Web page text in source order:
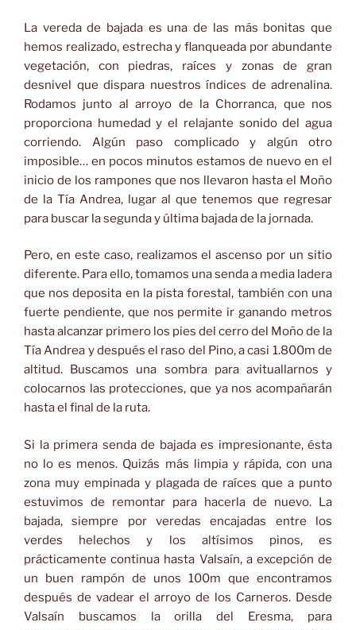
La vereda de bajada es una de las más bonitas que
hemos realizado, estrecha y flanqueada por abundante
vegetación, con piedras, raíces y zonas de gran
desnivel que dispara nuestros índices de adrenalina.
Rodamos junto al arroyo de la Chorranca, que nos
proporciona humedad y el relajante sonido del agua
corriendo. Algún paso complicado y algún otro
imposible… en pocos minutos estamos de nuevo en el
inicio de los rampones que nos llevaron hasta el Moño
de la Tía Andrea, lugar al que tenemos que regresar
para buscar la segunda y última bajada de la jornada.
Pero, en este caso, realizamos el ascenso por un sitio
diferente. Para ello, tomamos una senda a media ladera
que nos deposita en la pista forestal, también con una
fuerte pendiente, que nos permite ir ganando metros
hasta alcanzar primero los pies del cerro del Moño de la
Tía Andrea y después el raso del Pino, a casi 1.800m de
altitud. Buscamos una sombra para avituallarnos y
colocarnos las protecciones, que ya nos acompañarán
hasta el final de la ruta.
Si la primera senda de bajada es impresionante, ésta
no lo es menos. Quizás más limpia y rápida, con una
zona muy empinada y plagada de raíces que a punto
estuvimos de remontar para hacerla de nuevo. La
bajada, siempre por veredas encajadas entre los
verdes helechos y los altísimos pinos, es
prácticamente continua hasta Valsaín, a excepción de
un buen rampón de unos 100m que encontramos
después de vadear el arroyo de los Carneros. Desde
Valsaín buscamos la orilla del Eresma, para